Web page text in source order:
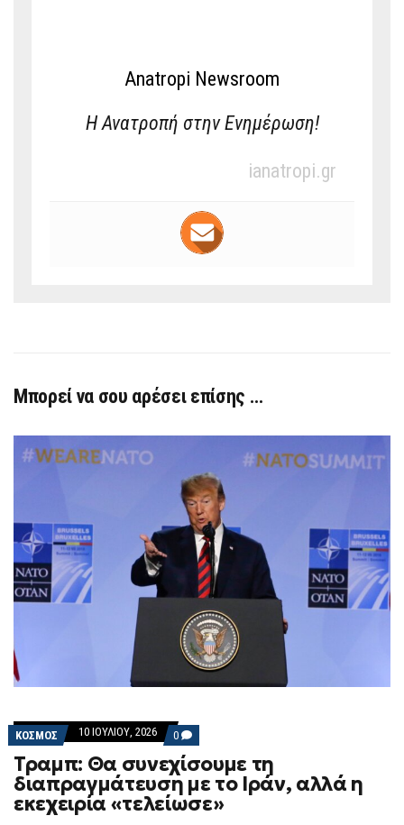
Anatropi Newsroom
Η Ανατροπή στην Ενημέρωση!
ianatropi.gr
Μπορεί να σου αρέσει επίσης …
ΚΟΣΜΟΣ 10 ΙΟΥΛΊΟΥ, 2026 0 COMMENTS
ON
ΤΡΑΜΠ:
ΘΑ
ΣΥΝΕΧΊΣΟΥΜΕ
ΤΗ
ΔΙΑΠΡΑΓΜΆΤΕΥΣΗ
Τραμπ: Θα συνεχίσουμε τη
διαπραγμάτευση με το Ιράν, αλλά η
εκεχειρία «τελείωσε»